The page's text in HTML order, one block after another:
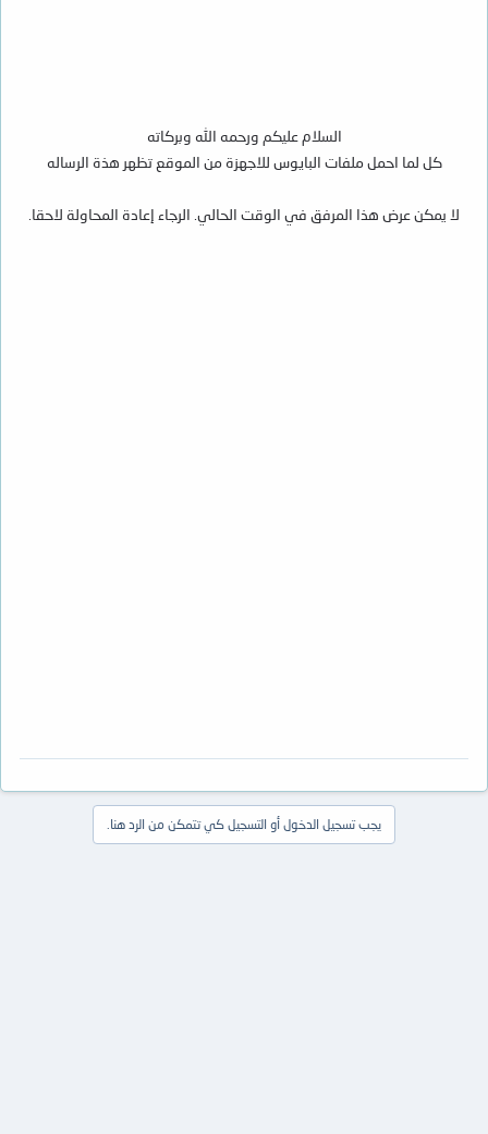
السلام عليكم ورحمه الله وبركاته
كل لما احمل ملفات البايوس للاجهزة من الموقع تظهر هذة الرساله
لا يمكن عرض هذا المرفق في الوقت الحالي. الرجاء إعادة المحاولة لاحقا.
يجب تسجيل الدخول أو التسجيل كي تتمكن من الرد هنا.